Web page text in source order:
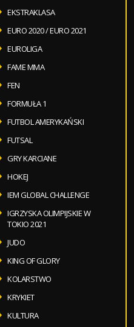
EKSTRAKLASA
EURO 2020 / EURO 2021
EUROLIGA
FAME MMA
FEN
FORMUŁA 1
FUTBOL AMERYKAŃSKI
FUTSAL
GRY KARCIANE
HOKEJ
IEM GLOBAL CHALLENGE
IGRZYSKA OLIMPIJSKIE W
TOKIO 2021
JUDO
KING OF GLORY
KOLARSTWO
KRYKIET
KULTURA